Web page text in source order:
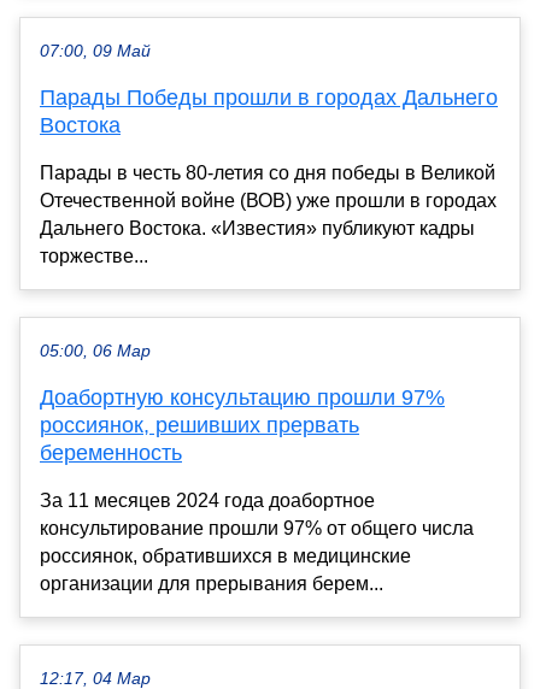
07:00, 09 Май
Парады Победы прошли в городах Дальнего
Востока
Парады в честь 80-летия со дня победы в Великой
Отечественной войне (ВОВ) уже прошли в городах
Дальнего Востока. «Известия» публикуют кадры
торжестве...
05:00, 06 Мар
Доабортную консультацию прошли 97%
россиянок, решивших прервать
беременность
За 11 месяцев 2024 года доабортное
консультирование прошли 97% от общего числа
россиянок, обратившихся в медицинские
организации для прерывания берем...
12:17, 04 Мар